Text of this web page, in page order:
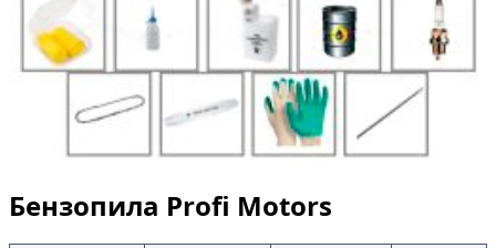
Бензопила Profi Motors